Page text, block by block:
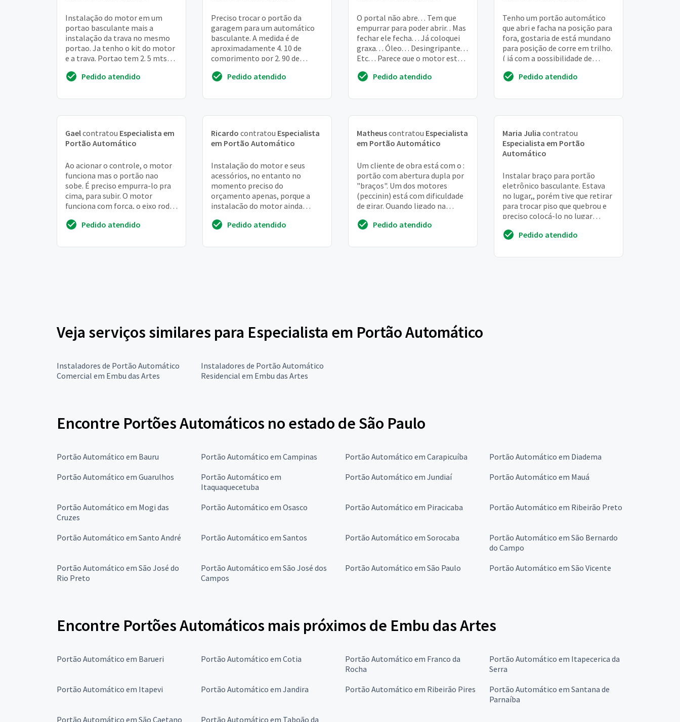
Instalação do motor em um
portao basculante mais a
instalação da trava no mesmo
portao. Ja tenho o kit do motor
e a trava. Portao tem 2. 5 mts
prontaPedido atendido
Preciso trocar o portão da
garagem para um automático
basculante. A medida é de
aproximadamente 4. 10 de
comprimento por 2. 90 de
portao social
Pedido atendido
O portal não abre. . . Tem que
empurrar para poder abrir. . Mas
fechar ele fecha. . . Já coloquei
graxa. . . Óleo. . . Desingripante. . .
Etc. . . Parece que o motor está
Pedido atendido
Tenho um portão automático
que abri e facha na posição para
fora, gostaria de está mundano
para posição de corre em trilho.
( já com a possibilidade de
possui 2...Pedido atendido
Gaelcontratou Especialista em
Portão Automático
Ao acionar o controle, o motor
funciona mas o portão nao
sobe. É preciso empurra-lo pra
cima, para subir. O motor
funciona com força, o eixo roda,
descer funci...
Pedido atendido
Ricardo contratou Especialista
em Portão Automático
Instalação do motor e seus
acessórios, no entanto no
momento preciso do
orçamento apenas, porque a
instalação do motor ainda
trilhos e a complementação do
Pedido atendido
Matheuscontratou Especialista
em Portão Automático
Um cliente de obra está com o :
portão com abertura dupla por
"braços". Um dos motores
(peccinin) está com dificuldade
de girar. Quando ligado na
somente se der...
Pedido atendido
Maria Julia contratou
Especialista em Portão
Automático
Instalar braço para portão
eletrônico basculante. Estava
no lugar,, porém tive que retirar
para trocar piso que quebrou e
preciso colocá-lo no lugar
Pedido atendido
Veja serviços similares para Especialista em Portão Automático
Instaladores de Portão Automático
Comercial em Embu das Artes
Instaladores de Portão Automático
Residencial em Embu das Artes
Encontre Portões Automáticos no estado de São Paulo
Portão Automático em Bauru Portão Automático em Campinas Portão Automático em Carapicuíba
Portão Automático em Diadema
Portão Automático em Guarulhos
Portão Automático em
Itaquaquecetuba
Portão Automático em Jundiaí Portão Automático em Mauá
Portão Automático em Mogi das
Cruzes
Portão Automático em Osasco Portão Automático em Piracicaba Portão Automático em Ribeirão Preto
Portão Automático em Santo André Portão Automático em Santos Portão Automático em Sorocaba
Portão Automático em São Bernardo
do Campo
Portão Automático em São José do
Rio Preto
Portão Automático em São José dos
Campos
Portão Automático em São Paulo Portão Automático em São Vicente
Encontre Portões Automáticos mais próximos de Embu das Artes
Portão Automático em Barueri Portão Automático em Cotia
Portão Automático em Franco da
Rocha
Portão Automático em Itapecerica da
Serra
Portão Automático em Itapevi
Portão Automático em Jandira Portão Automático em Ribeirão Pires
Portão Automático em Santana de
Parnaíba
Portão Automático em São Caetano
Portão Automático em Taboão da